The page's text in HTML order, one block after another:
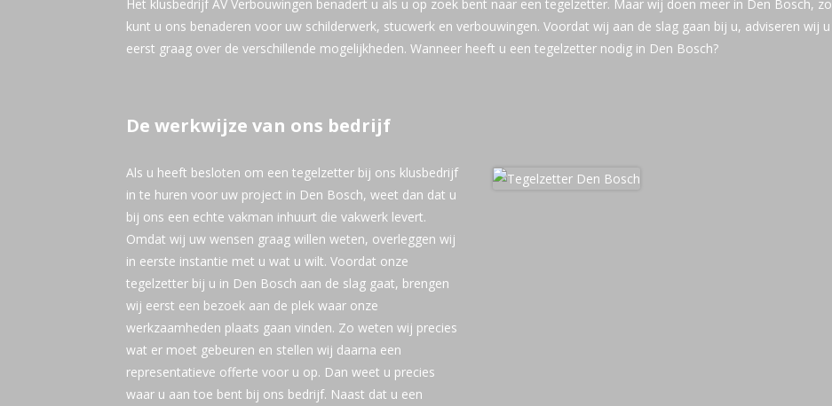
Het klusbedrijf AV Verbouwingen benadert u als u op zoek bent naar een tegelzetter. Maar wij doen meer in Den Bosch, zo
kunt u ons benaderen voor uw schilderwerk, stucwerk en verbouwingen. Voordat wij aan de slag gaan bij u, adviseren wij u
eerst graag over de verschillende mogelijkheden. Wanneer heeft u een tegelzetter nodig in Den Bosch?
De werkwijze van ons bedrijf
Als u heeft besloten om een tegelzetter bij ons klusbedrijf
in te huren voor uw project in Den Bosch, weet dan dat u
bij ons een echte vakman inhuurt die vakwerk levert.
Omdat wij uw wensen graag willen weten, overleggen wij
in eerste instantie met u wat u wilt. Voordat onze
tegelzetter bij u in Den Bosch aan de slag gaat, brengen
wij eerst een bezoek aan de plek waar onze
werkzaamheden plaats gaan vinden. Zo weten wij precies
wat er moet gebeuren en stellen wij daarna een
representatieve offerte voor u op. Dan weet u precies
waar u aan toe bent bij ons bedrijf. Naast dat u een